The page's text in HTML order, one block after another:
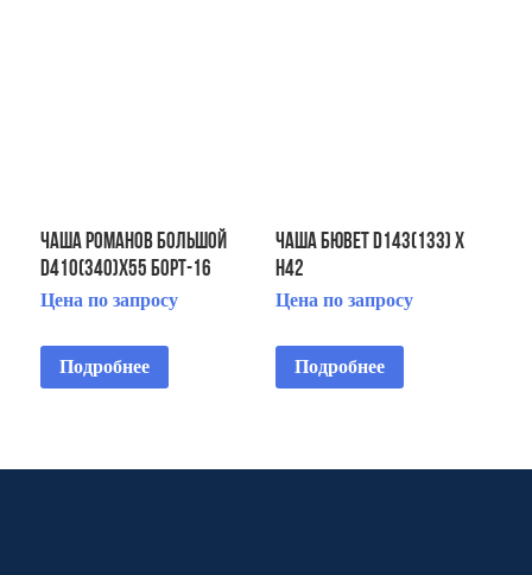
ЧАША Романов большой
D410(340)x55 Борт-16
Цена по запросу
Подробнее
Чаша Бювет D143(133) х
H42
Цена по запросу
Подробнее